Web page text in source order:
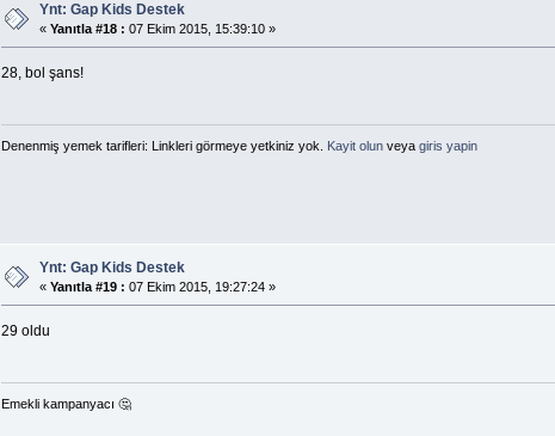
Ynt: Gap Kids Destek
« Yanıtla #18 : 07 Ekim 2015, 15:39:10 »
28, bol şans!
Denenmiş yemek tarifleri: Linkleri görmeye yetkiniz yok. Kayit olunveya giris yapin
Ynt: Gap Kids Destek
« Yanıtla #19 : 07 Ekim 2015, 19:27:24 »
29 oldu
Emekli kampanyacı 🤔